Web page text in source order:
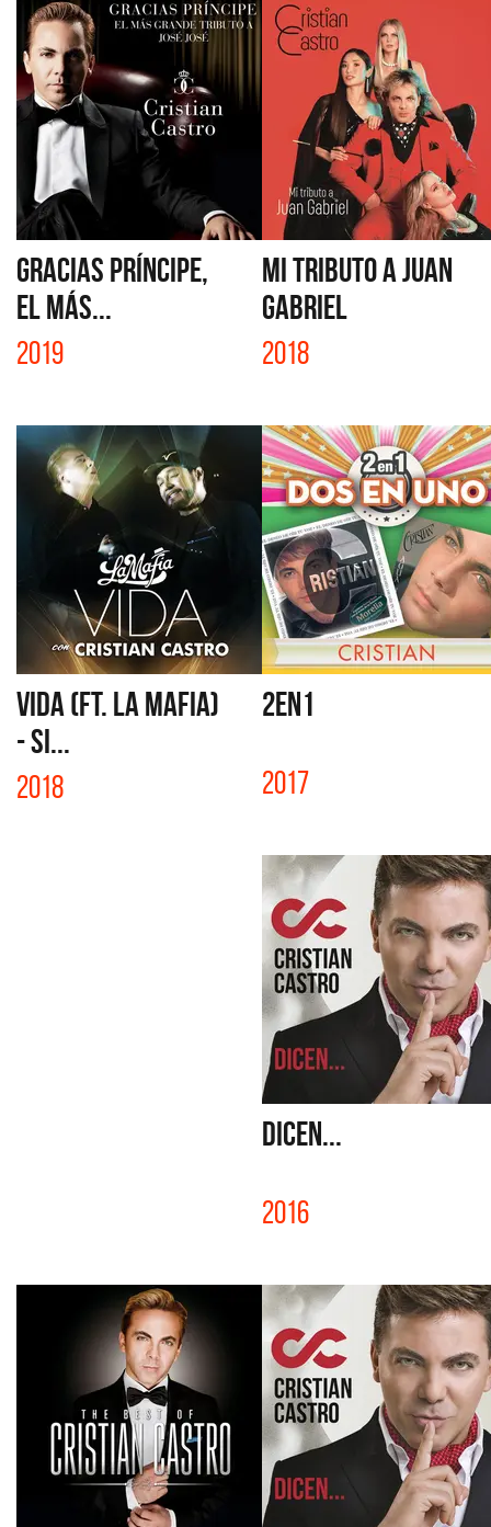
GRACIAS PRÍNCIPE,
EL MÁS...
2019
MI TRIBUTO A JUAN
GABRIEL
2018
VIDA (FT. LA MAFIA)
- SI...
2018
2EN1
2017
DICEN...
2016